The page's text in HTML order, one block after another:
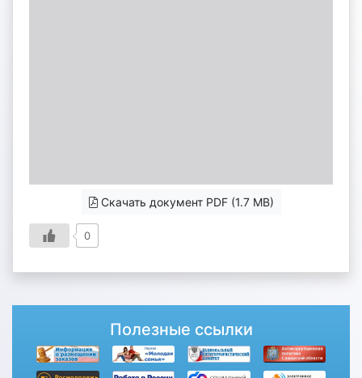
Скачать документ PDF (1.7 MB)
0
Полезные ссылки